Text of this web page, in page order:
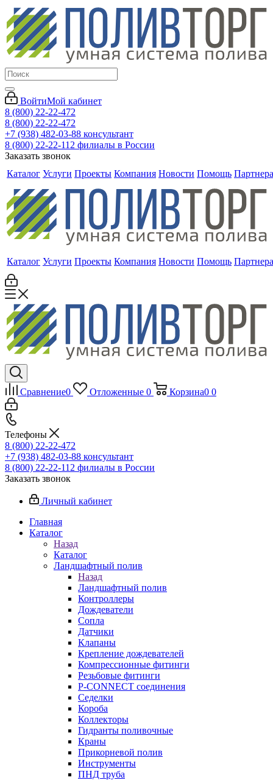
ВойтиМой кабинет
8 (800) 22-22-472
8 (800) 22-22-472
+7 (938) 482-03-88 консультант
8 (800) 22-22-112 филиалы в России
Заказать звонок
Каталог Услуги Проекты Компания Новости Помощь
Каталог Услуги Проекты Компания Новости Помощь
Сравнение0 Отложенные 0 Корзина0 0
Телефоны
8 (800) 22-22-472
+7 (938) 482-03-88 консультант
8 (800) 22-22-112 филиалы в России
Заказать звонок
Личный кабинет
Главная
Каталог
Назад
Каталог
Ландшафтный полив
Назад
Ландшафтный полив
Контроллеры
Дождеватели
Сопла
Датчики
Клапаны
Крепление дождевателей
Компрессионные фитинги
Резьбовые фитинги
P-CONNECT соединения
Седелки
Короба
Коллекторы
Гидранты поливочные
Краны
Прикорневой полив
Инструменты
ПНД труба